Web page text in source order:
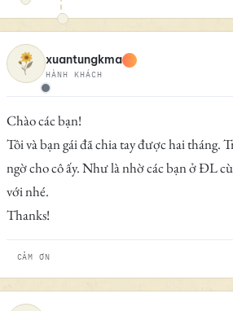
Ngoại tuyến
xuantungkma
HÀNH KHÁCH
Chào các bạn!
Tôi và bạn gái đã chia tay được hai tháng.
ngờ cho cô ấy. Như là nhờ các bạn ở ĐL
với nhé.
Thanks!
CẢM ƠN